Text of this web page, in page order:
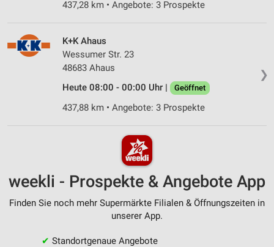
437,28 km • Angebote: 3 Prospekte
❯
K+K Ahaus
Wessumer Str. 23
48683 Ahaus
Heute 08:00 - 00:00 Uhr |
Geöffnet
437,88 km • Angebote: 3 Prospekte
weekli - Prospekte & Angebote App
Finden Sie noch mehr Supermärkte Filialen & Öffnungszeiten in
unserer App.
✔ Standortgenaue Angebote